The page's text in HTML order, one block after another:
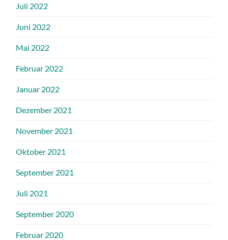
Juli 2022
Juni 2022
Mai 2022
Februar 2022
Januar 2022
Dezember 2021
November 2021
Oktober 2021
September 2021
Juli 2021
September 2020
Februar 2020